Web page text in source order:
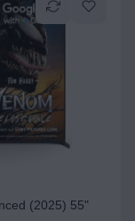
(2025) 55"